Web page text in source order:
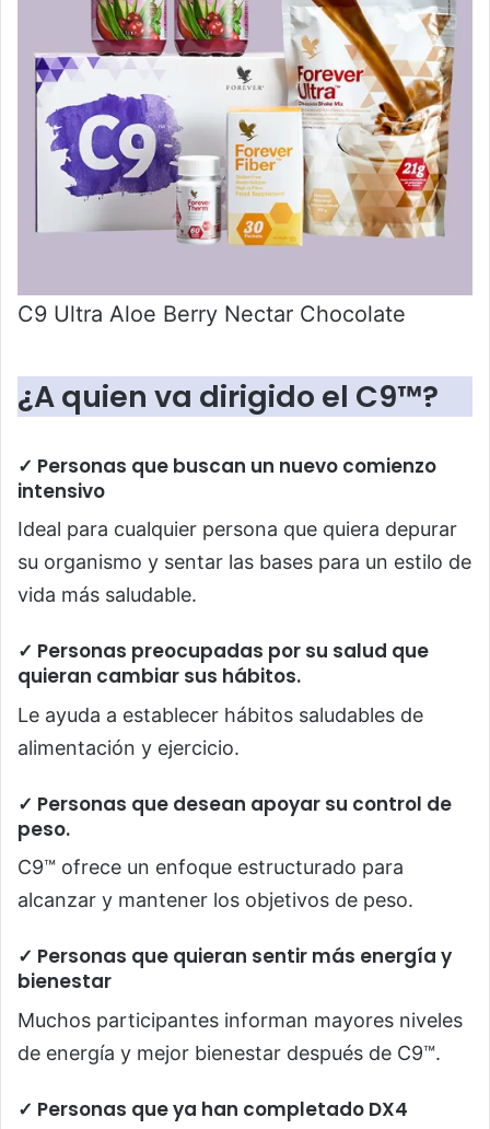
C9 Ultra Aloe Berry Nectar Chocolate
¿A quien va dirigido el C9™?
✓ Personas que buscan un nuevo comienzo
intensivo
Ideal para cualquier persona que quiera depurar
su organismo y sentar las bases para un estilo de
vida más saludable.
✓ Personas preocupadas por su salud que
quieran cambiar sus hábitos.
Le ayuda a establecer hábitos saludables de
alimentación y ejercicio.
✓ Personas que desean apoyar su control de
peso.
C9™ ofrece un enfoque estructurado para
alcanzar y mantener los objetivos de peso.
✓ Personas que quieran sentir más energía y
bienestar
Muchos participantes informan mayores niveles
de energía y mejor bienestar después de C9™.
✓ Personas que ya han completado DX4